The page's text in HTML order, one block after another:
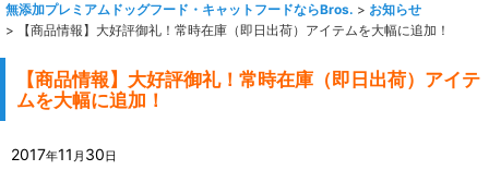
無添加プレミアムドッグフード・キャットフードならBros. > お知らせ
>
【商品情報】大好評御礼！常時在庫（即日出荷）アイテムを大幅に追加！
【商品情報】大好評御礼！常時在庫（即日出荷）アイテ
ムを大幅に追加！
2017年11 月 30 日